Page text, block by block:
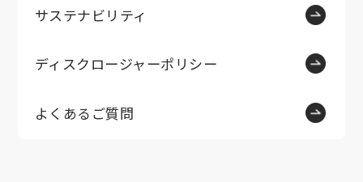
サステナビリティ
ディスクロージャーポリシー
よくあるご質問